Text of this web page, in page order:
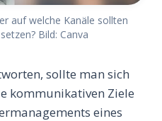
auf welche Kanäle sollten
Bild: Canva
sollte man sich
kommunikativen Ziele
eines